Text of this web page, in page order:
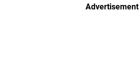
Advertisement